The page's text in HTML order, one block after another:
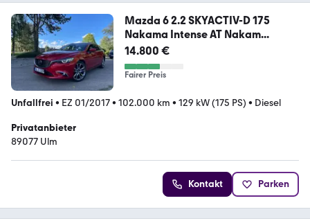
Mazda 6 2.2 SKYACTIV-D 175
Nakama Intense AT Nakam...
14.800 €
Fairer Preis
Unfallfrei • EZ 01/2017• 102.000 km • 129 kW (175 PS) • Diesel
Privatanbieter
89077 Ulm
Kontakt Parken